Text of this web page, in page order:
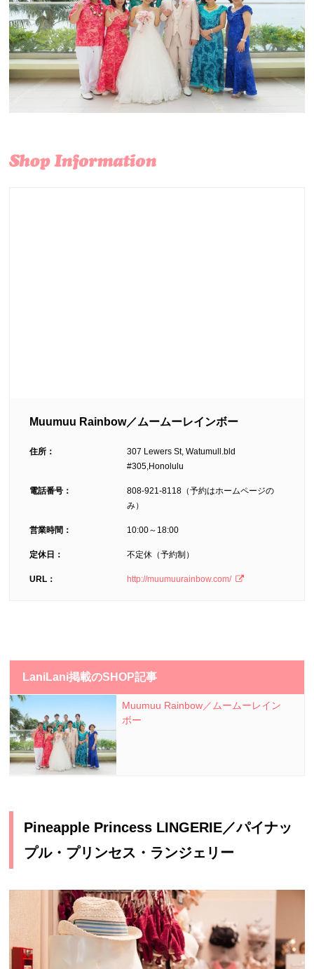
Muumuu Rainbow／ムームーレインボー
住所：
307 Lewers St, Watumull.bld
#305,Honolulu
電話番号：
808-921-8118（予約はホームページの
み）
営業時間： 10:00～18:00
定休日： 不定休（予約制）
URL： http://muumuurainbow.com/
LaniLani掲載のSHOP記事
Muumuu Rainbow／ムームーレイン
ボー
Pineapple Princess LINGERIE／パイナッ
プル・プリンセス・ランジェリー